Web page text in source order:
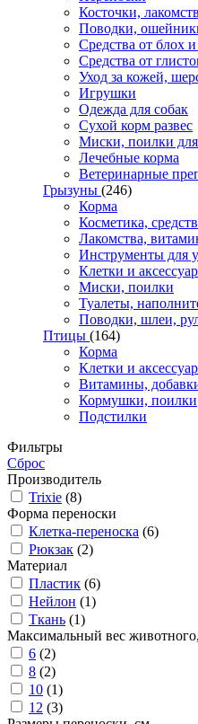
Косточки,
Поводки,
Средства от блох
Средства от
Уход за кожей,
Игрушки
Одежда для собак
Сухой корм развес
Миски, поилки для
Лечебные корма
Ветеринарные
Грызуны (246)
Корма
Косметика,
Лакомства,
Инструменты для
Клетки и
Миски, поилки
Туалеты,
Поводки, шлеи,
Птицы (164)
Корма
Клетки и
Витамины,
Кормушки, поилки
Подстилки
Фильтры
Сброс
Производитель
Trixie (8)
Форма переноски
Клетка-переноска (6)
Рюкзак (2)
Материал
Пластик (6)
Нейлон (1)
Ткань (1)
Максимальный вес
6 (2)
8 (2)
10 (1)
12 (3)